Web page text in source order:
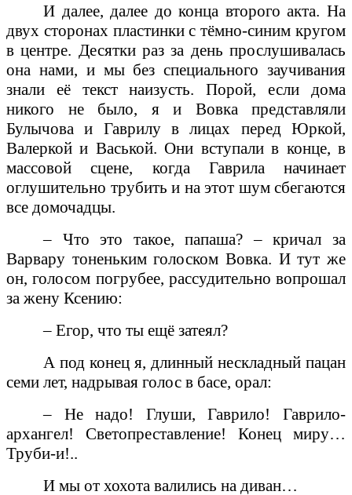
И далее, далее до конца второго акта. На
двух сторонах пластинки с тёмно-синим кругом
в центре. Десятки раз за день прослушивалась
она нами, и мы без специального заучивания
знали её текст наизусть. Порой, если дома
никого не было, я и Вовка представляли
Булычова и Гаврилу в лицах перед Юркой,
Валеркой и Васькой. Они вступали в конце, в
массовой сцене, когда Гаврила начинает
оглушительно трубить и на этот шум сбегаются
все домочадцы.
– Что это такое, папаша? – кричал за
Варвару тоненьким голоском Вовка. И тут же
он, голосом погрубее, рассудительно вопрошал
за жену Ксению:
– Егор, что ты ещё затеял?
А под конец я, длинный нескладный пацан
семи лет, надрывая голос в басе, орал:
– Не надо! Глуши, Гаврило! Гаврило-
архангел! Светопреставление! Конец миру…
Труби-и!..
И мы от хохота валились на диван…